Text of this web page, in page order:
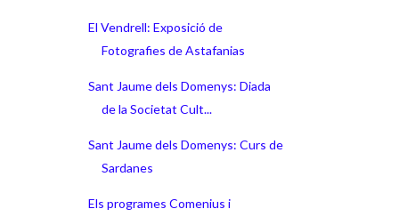
El Vendrell: Exposició de
Fotografies de Astafanias
Sant Jaume dels Domenys: Diada
de la Societat Cult...
Sant Jaume dels Domenys: Curs de
Sardanes
Els programes Comenius i